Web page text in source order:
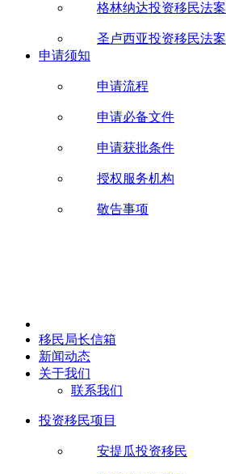
格林纳达投资移民法案
圣卢西亚投资移民法案
申请须知
申请流程
申请必备文件
申请获批条件
授权服务机构
敬告事项
移民局长信箱
新闻动态
关于我们
联系我们
投资移民项目
安提瓜投资移民